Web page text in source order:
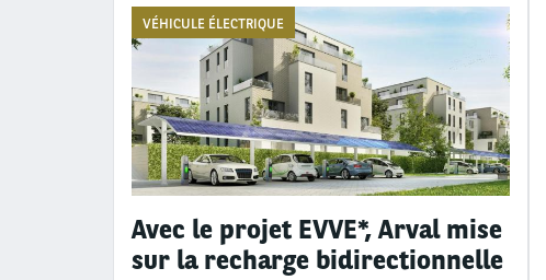
VÉHICULE ÉLECTRIQUE
Avec le projet EVVE*, Arval mise
sur la recharge bidirectionnelle